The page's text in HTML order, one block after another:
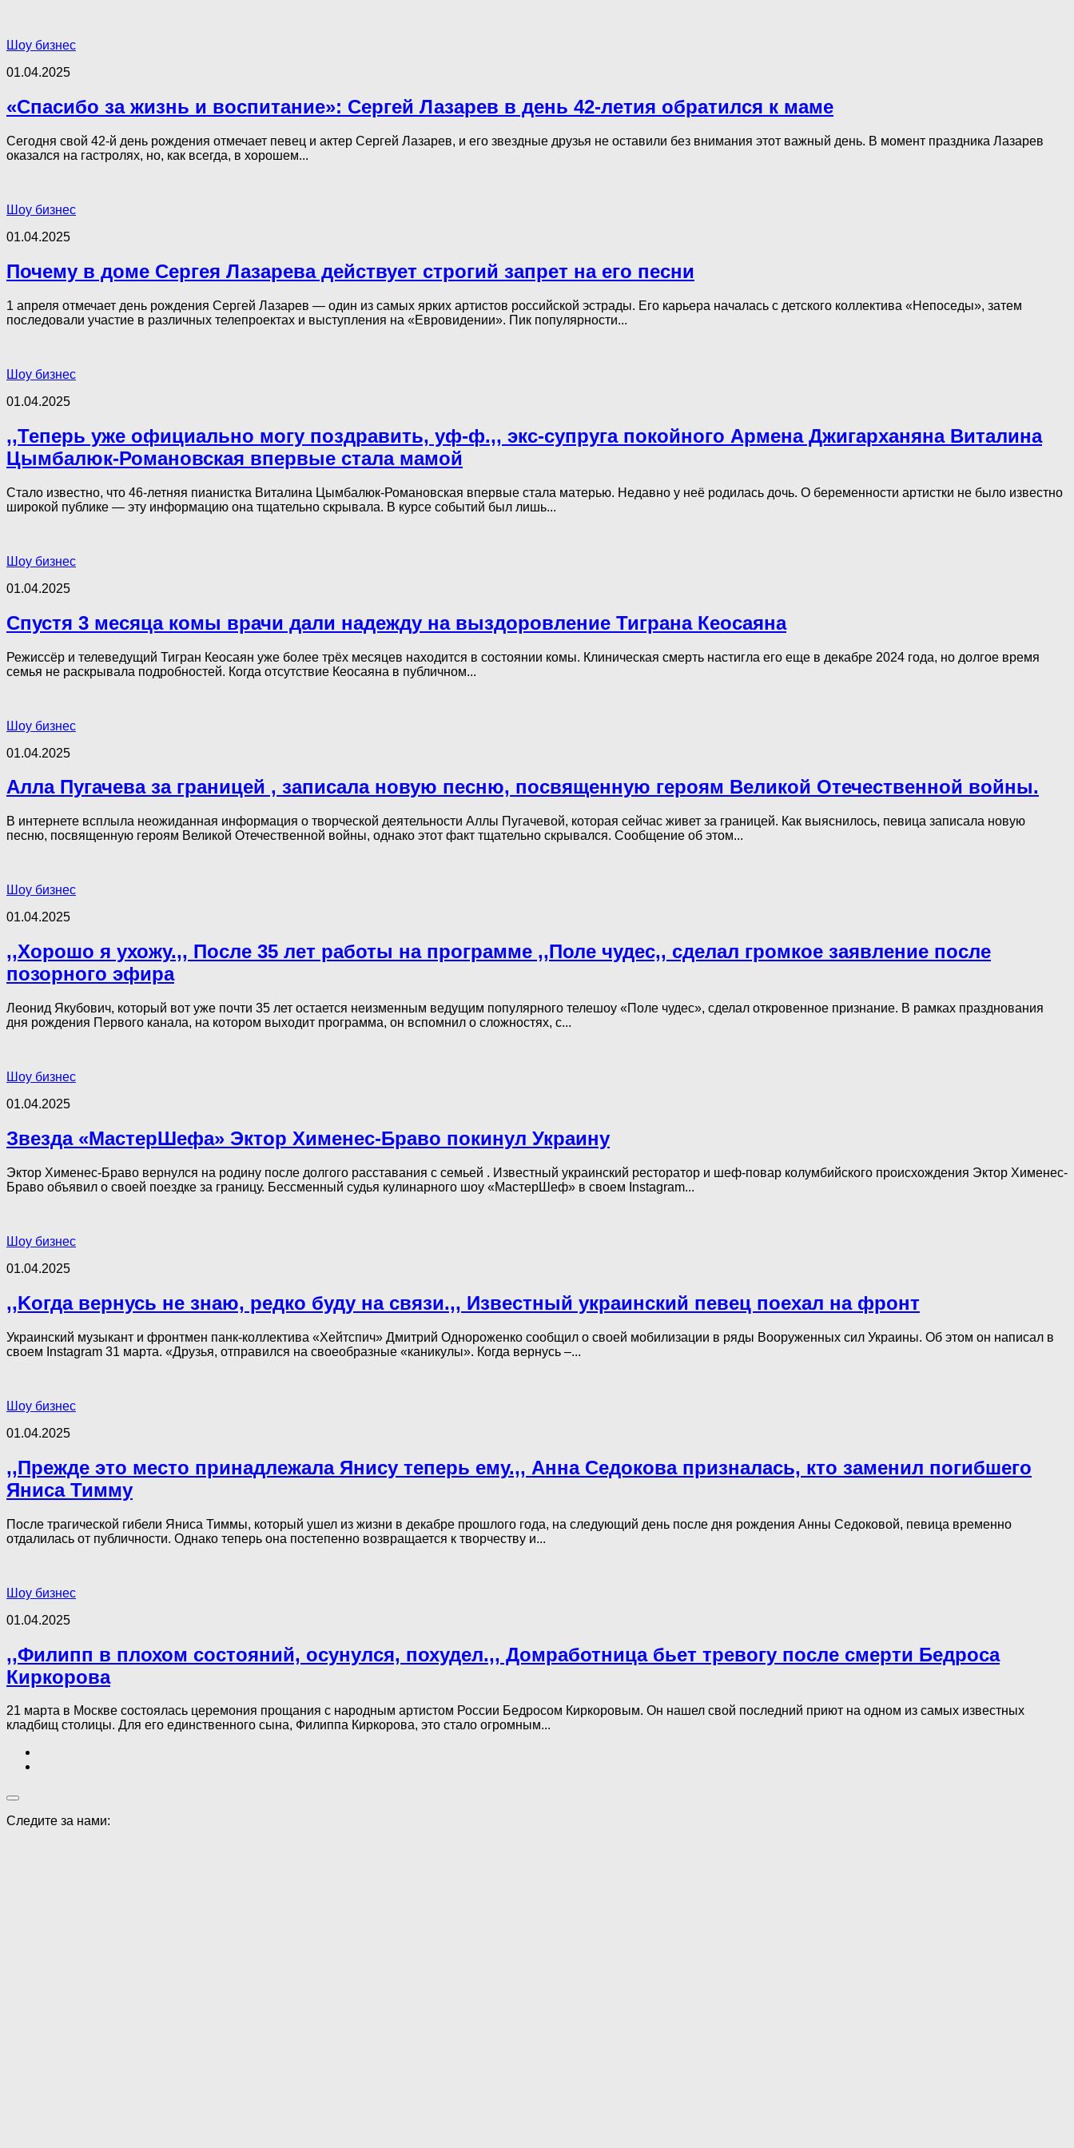
Шоу бизнес
01.04.2025
«Спасибо за жизнь и воспитание»: Сергей Лазарев в день 42-летия обратился к маме
Сегодня свой 42-й день рождения отмечает певец и актер Сергей Лазарев, и его звездные друзья не оставили без внимания этот важный день. В момент праздника Лазарев
оказался на гастролях, но, как всегда, в хорошем...
Шоу бизнес
01.04.2025
Почему в доме Сергея Лазарева действует строгий запрет на его песни
1 апреля отмечает день рождения Сергей Лазарев — один из самых ярких артистов российской эстрады. Его карьера началась с детского коллектива «Непоседы», затем
последовали участие в различных телепроектах и выступления на «Евровидении». Пик популярности...
Шоу бизнес
01.04.2025
,,Теперь уже официально могу поздравить, уф-ф.,, экс-супруга покойного Армена Джигарханяна Виталина
Цымбалюк-Романовская впервые стала мамой
Стало известно, что 46-летняя пианистка Виталина Цымбалюк-Романовская впервые стала матерью. Недавно у неё родилась дочь. О беременности артистки не было известно
широкой публике — эту информацию она тщательно скрывала. В курсе событий был лишь...
Шоу бизнес
01.04.2025
Спустя 3 месяца комы врачи дали надежду на выздоровление Тиграна Кеосаяна
Режиссёр и телеведущий Тигран Кеосаян уже более трёх месяцев находится в состоянии комы. Клиническая смерть настигла его еще в декабре 2024 года, но долгое время
семья не раскрывала подробностей. Когда отсутствие Кеосаяна в публичном...
Шоу бизнес
01.04.2025
Алла Пугачева за границей , записала новую песню, посвященную героям Великой Отечественной войны.
В интернете всплыла неожиданная информация о творческой деятельности Аллы Пугачевой, которая сейчас живет за границей. Как выяснилось, певица записала новую
песню, посвященную героям Великой Отечественной войны, однако этот факт тщательно скрывался. Сообщение об этом...
Шоу бизнес
01.04.2025
,,Хорошо я ухожу.,, После 35 лет работы на программе ,,Поле чудес,, сделал громкое заявление после
позорного эфира
Леонид Якубович, который вот уже почти 35 лет остается неизменным ведущим популярного телешоу «Поле чудес», сделал откровенное признание. В рамках празднования
дня рождения Первого канала, на котором выходит программа, он вспомнил о сложностях, с...
Шоу бизнес
01.04.2025
Звезда «МастерШефа» Эктор Хименес-Браво покинул Украину
Эктор Хименес-Браво вернулся на родину после долгого расставания с семьей . Известный украинский ресторатор и шеф-повар колумбийского происхождения Эктор Хименес-
Браво объявил о своей поездке за границу. Бессменный судья кулинарного шоу «МастерШеф» в своем Instagram...
Шоу бизнес
01.04.2025
,,Kогда вернусь не знаю, редко буду на связи.,, Известный украинский певец поехал на фронт
Украинский музыкант и фронтмен панк-коллектива «Хейтспич» Дмитрий Однороженко сообщил о своей мобилизации в ряды Вооруженных сил Украины. Об этом он написал в
своем Instagram 31 марта. «Друзья, отправился на своеобразные «каникулы». Когда вернусь –...
Шоу бизнес
01.04.2025
,,Прежде это место принадлежала Янису теперь ему.,, Анна Седокова призналась, кто заменил погибшего
Яниса Тимму
После трагической гибели Яниса Тиммы, который ушел из жизни в декабре прошлого года, на следующий день после дня рождения Анны Седоковой, певица временно
отдалилась от публичности. Однако теперь она постепенно возвращается к творчеству и...
Шоу бизнес
01.04.2025
,,Филипп в плохом состояний, осунулся, похудел.,, Домработница бьет тревогу после смерти Бедроса
Киркорова
21 марта в Москве состоялась церемония прощания с народным артистом России Бедросом Киркоровым. Он нашел свой последний приют на одном из самых известных
кладбищ столицы. Для его единственного сына, Филиппа Киркорова, это стало огромным...
Следите за нами: